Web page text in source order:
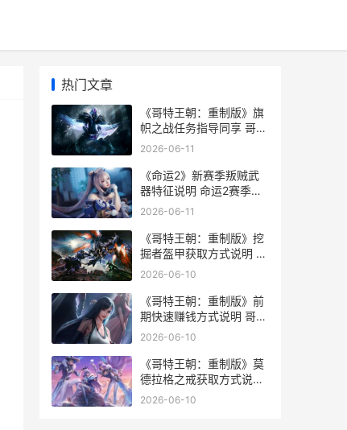
热门文章
《哥特王朝：重制版》旗
帜之战任务指导同享 哥特
王朝重制版加入哪个阵营
2026-06-11
《命运2》新赛季叛贼武
器特征说明 命运2赛季预
告
2026-06-11
《哥特王朝：重制版》挖
掘者盔甲获取方式说明 哥
特王朝重制版修改器
2026-06-10
《哥特王朝：重制版》前
期快速赚钱方式说明 哥特
王朝重制版加入哪个阵营
2026-06-10
《哥特王朝：重制版》莫
德拉格之戒获取方式说明
哥特王朝重制版角色变黑
2026-06-10